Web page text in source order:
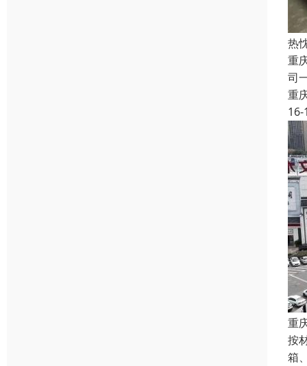
热
重
司
重
16-
重
按
箱